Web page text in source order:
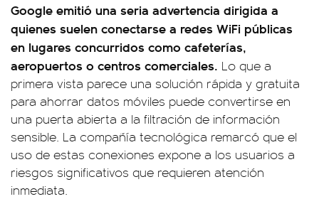
Google emitió una seria advertencia dirigida a
quienes suelen conectarse a redes WiFi públicas
en lugares concurridos como cafeterías,
aeropuertos o centros comerciales. Lo que a
primera vista parece una solución rápida y gratuita
para ahorrar datos móviles puede convertirse en
una puerta abierta a la filtración de información
sensible. La compañía tecnológica remarcó que el
uso de estas conexiones expone a los usuarios a
riesgos significativos que requieren atención
inmediata.